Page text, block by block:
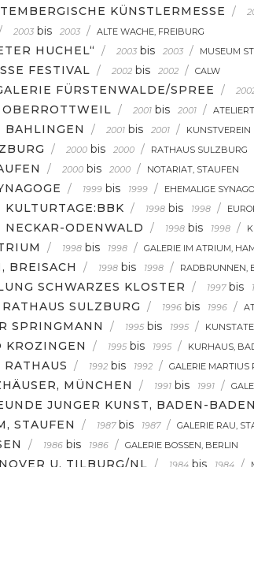
KÜNSTLERMESSE /
2003 bis 2003 / ALTE WACHE, FREIBURG
HUCHEL“ / 2003 bis 2003 / MUSEUM
FESTIVAL / 2002 bis 2002 / CALW
FÜRSTENWALDE/SPREE /
/ 2001 bis 2001 /
BAHLINGEN / 2001 bis 2001 /
/ 2000 bis 2000 / RATHAUS SULZBURG
/ 2000 bis 2000 / NOTARIAT, STAUFEN
/ 1999 bis 1999 / EHEMALIGE
KULTURTAGE:BBK / 1998 bis 1998 /
NECKAR-ODENWALD / 1998 bis 1998 /
/ 1998 bis 1998 / GALERIE IM ATRIUM,
BREISACH / 1998 bis 1998 / RADBRUNNEN,
SCHWARZES KLOSTER / 1997 bis
SULZBURG / 1996 bis 1996 /
SPRINGMANN / 1995 bis 1995 /
KROZINGEN / 1995 bis 1995 / KURHAUS,
RATHAUS / 1992 bis 1992 / GALERIE MARTIUS
MÜNCHEN / 1991 bis 1991 /
JUNGER KUNST, BADEN-BADEN
STAUFEN / 1987 bis 1987 / GALERIE RAU,
/ 1986 bis 1986 / GALERIE BOSSEN, BERLIN
U. TILBURG/NL / 1984 bis 1984 /